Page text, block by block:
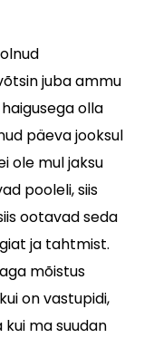
juba ammu
olla
päeva jooksul
ole mul jaksu
pooleli, siis
ootavad seda
ja tahtmist.
mõistus
on vastupidi,
kui ma suudan